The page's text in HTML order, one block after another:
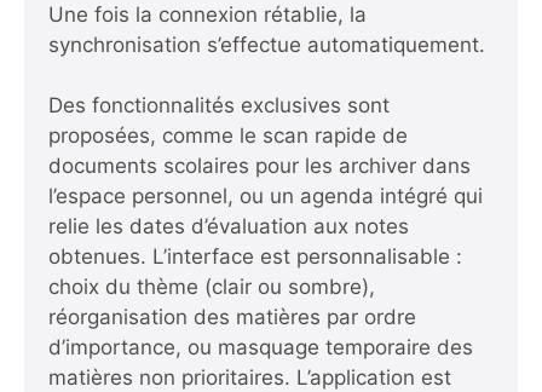
Une fois la connexion rétablie, la
synchronisation s’effectue automatiquement.
Des fonctionnalités exclusives sont
proposées, comme le scan rapide de
documents scolaires pour les archiver dans
l’espace personnel, ou un agenda intégré qui
relie les dates d’évaluation aux notes
obtenues. L’interface est personnalisable :
choix du thème (clair ou sombre),
réorganisation des matières par ordre
d’importance, ou masquage temporaire des
matières non prioritaires. L’application est